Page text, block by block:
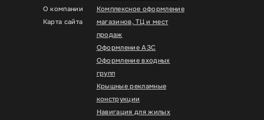
О компании
Карта сайта
Комплексное оформление
магазинов, ТЦ и мест
продаж
Оформление АЗС
Оформление входных
групп
Крышные рекламные
конструкции
Навигация для жилых